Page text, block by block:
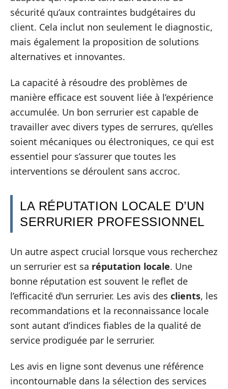
sécurité qu’aux contraintes budgétaires du
client. Cela inclut non seulement le diagnostic,
mais également la proposition de solutions
alternatives et innovantes.
La capacité à résoudre des problèmes de
manière efficace est souvent liée à l’expérience
accumulée. Un bon serrurier est capable de
travailler avec divers types de serrures, qu’elles
soient mécaniques ou électroniques, ce qui est
essentiel pour s’assurer que toutes les
interventions se déroulent sans accroc.
LA RÉPUTATION LOCALE D’UN
SERRURIER PROFESSIONNEL
Un autre aspect crucial lorsque vous recherchez
un serrurier est sa réputation locale. Une
bonne réputation est souvent le reflet de
l’efficacité d’un serrurier. Les avis des clients, les
recommandations et la reconnaissance locale
sont autant d’indices fiables de la qualité de
service prodiguée par le serrurier.
Les avis en ligne sont devenus une référence
incontournable dans la sélection des services